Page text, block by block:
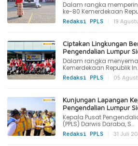
Dalam rangka
ke-80 Kemerdekaan
Redaksi PPLS 19
Ciptakan Lingkungan
Pengendalian Lumpur
Dalam rangka
Kemerdekaan Republik
Redaksi PPLS 05
Kunjungan Lapangan
Pengendalian Lumpur
Kepala Pusat
(PPLS) Darwis Daraba, S..
Redaksi PPLS 31 Juli